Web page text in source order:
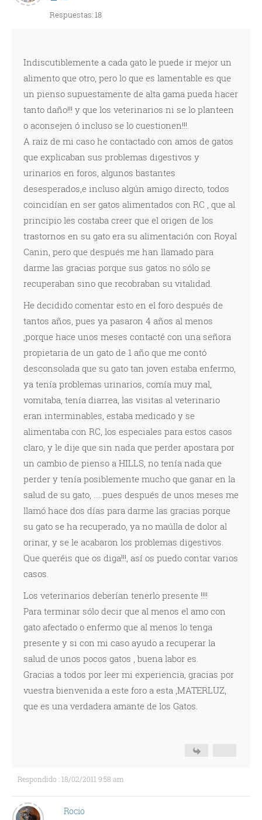
Respuestas: 18
Indiscutiblemente a cada gato le puede ir mejor un
alimento que otro, pero lo que es lamentable es que
un pienso supuestamente de alta gama pueda hacer
tanto daño!!! y que los veterinarios ni se lo planteen
o aconsejen ó incluso se lo cuestionen!!!.
A raiz de mi caso he contactado con amos de gatos
que explicaban sus problemas digestivos y
urinarios en foros, algunos bastantes
desesperados,e incluso algún amigo directo, todos
coincidían en ser gatos alimentados con RC , que al
principio les costaba creer que el origen de los
trastornos en su gato era su alimentación con Royal
Canin, pero que después me han llamado para
darme las gracias porque sus gatos no sólo se
recuperaban sino que recobraban su vitalidad.
He decidido comentar esto en el foro después de
tantos años, pues ya pasaron 4 años al menos
,porque hace unos meses contacté con una señora
propietaria de un gato de 1 año que me contó
desconsolada que su gato tan joven estaba enfermo,
ya tenía problemas urinarios, comía muy mal,
vomitaba, tenía diarrea, las visitas al veterinario
eran interminables, estaba medicado y se
alimentaba con RC, los especiales para estos casos
claro, y le dije que sin nada que perder apostara por
un cambio de pienso a HILLS, no tenía nada que
perder y tenía posiblemente mucho que ganar en la
salud de su gato, .....pues después de unos meses me
llamó hace dos días para darme las gracias porque
su gato se ha recuperado, ya no maúlla de dolor al
orinar, y se le acabaron los problemas digestivos.
Que queréis que os diga!!!, así os puedo contar varios
casos.
Los veterinarios deberían tenerlo presente !!!!
Para terminar sólo decir que al menos el amo con
gato afectado o enfermo que al menos lo tenga
presente y si con mi caso ayudo a recuperar la
salud de unos pocos gatos , buena labor es.
Gracias a todos por leer mi experiencia, gracias por
vuestra bienvenida a este foro a esta ,MATERLUZ,
que es una verdadera amante de los Gatos.
Respondido : 18/02/2011 9:58 am
Rocio